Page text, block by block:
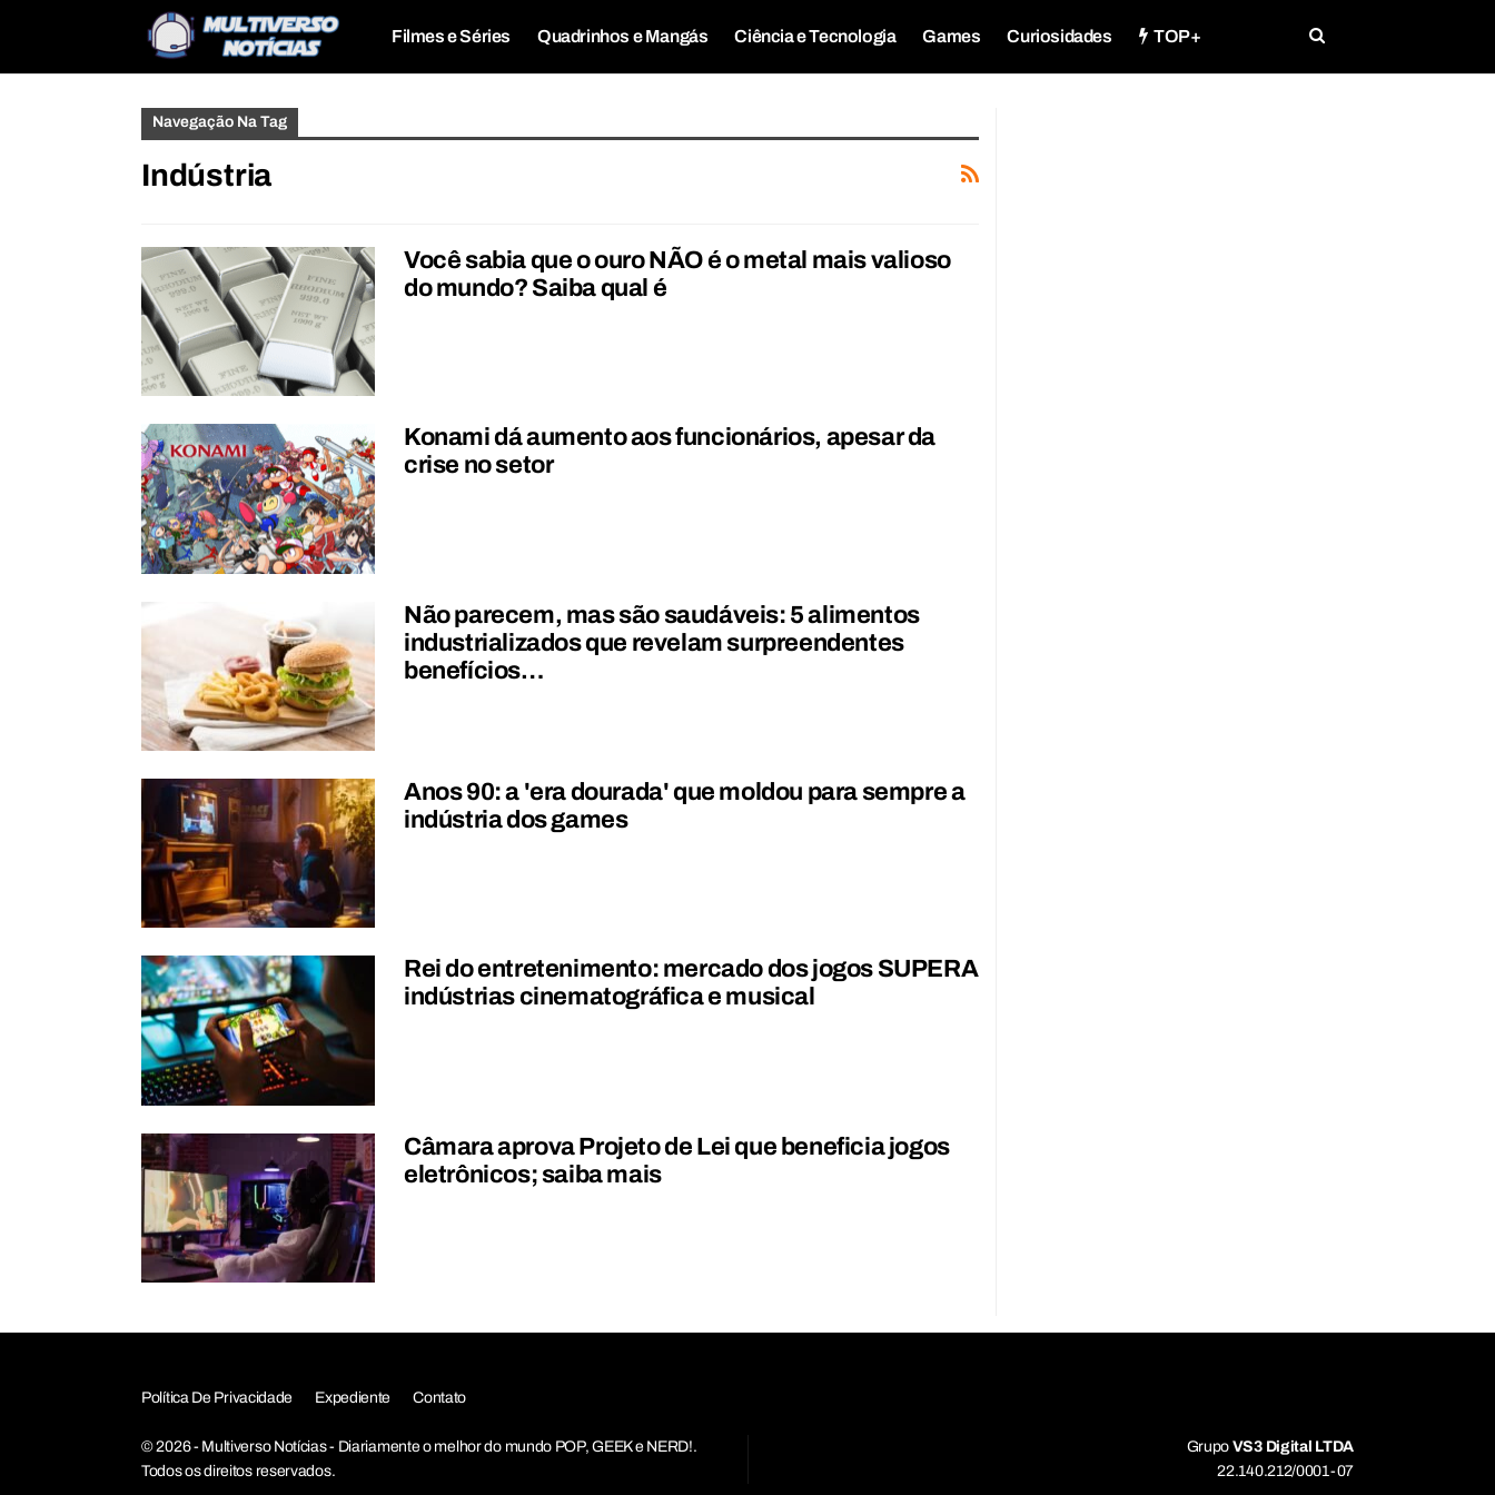
Filmes e Séries Quadrinhos e Mangás Ciência e Tecnologia Games Curiosidades TOP+
Navegação Na Tag
Indústria
Você sabia que o ouro NÃO é o metal mais valioso
do mundo? Saiba qual é
Konami dá aumento aos funcionários, apesar da
crise no setor
Não parecem, mas são saudáveis: 5 alimentos
industrializados que revelam surpreendentes
benefícios…
Anos 90: a 'era dourada' que moldou para sempre a
indústria dos games
Rei do entretenimento: mercado dos jogos SUPERA
indústrias cinematográfica e musical
Câmara aprova Projeto de Lei que beneficia jogos
eletrônicos; saiba mais
Política De Privacidade Expediente Contato
© 2026 - Multiverso Notícias - Diariamente o melhor do mundo POP, GEEK e NERD!.
Todos os direitos reservados.
Grupo VS3 Digital LTDA
22.140.212/0001-07